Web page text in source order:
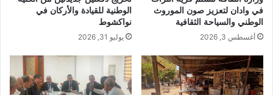
في وادان لتعزيز صون الموروث
الوطني والسياحة الثقافية
أغسطس 3, 2026
الوطنية للقيادة والأركان في
نواكشوط
يوليو 31, 2026